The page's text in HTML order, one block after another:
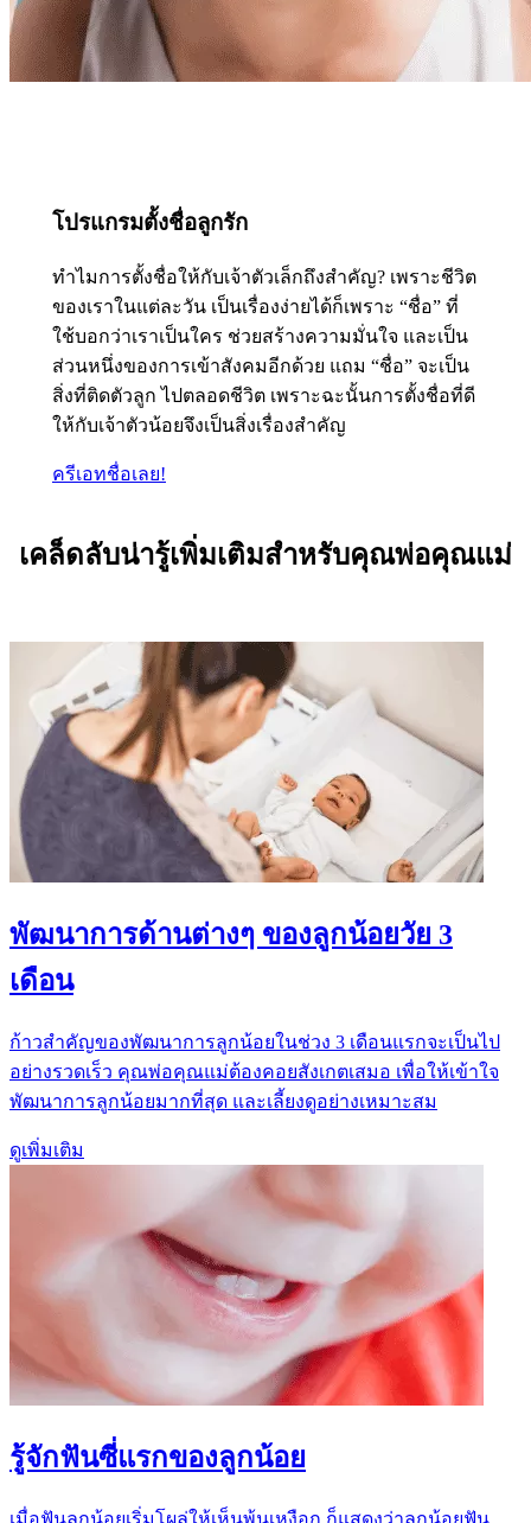
โปรแกรมตั้งชื่อลูกรัก
ทำไมการตั้งชื่อให้กับเจ้าตัวเล็กถึงสำคัญ? เพราะชีวิต
ของเราในแต่ละวัน เป็นเรื่องง่ายได้ก็เพราะ “ชื่อ” ที่
ใช้บอกว่าเราเป็นใคร ช่วยสร้างความมั่นใจ และเป็น
ส่วนหนึ่งของการเข้าสังคมอีกด้วย แถม “ชื่อ” จะเป็น
สิ่งที่ติดตัวลูก ไปตลอดชีวิต เพราะฉะนั้นการตั้งชื่อที่ดี
ให้กับเจ้าตัวน้อยจึงเป็นสิ่งเรื่องสำคัญ
ครีเอทชื่อเลย!
เคล็ดลับน่ารู้เพิ่มเติมสำหรับคุณพ่อคุณแม่
พัฒนาการด้านต่างๆ ของลูกน้อยวัย 3
เดือน
ก้าวสำคัญของพัฒนาการลูกน้อยในช่วง 3 เดือนแรกจะเป็นไป
อย่างรวดเร็ว คุณพ่อคุณแม่ต้องคอยสังเกตเสมอ เพื่อให้เข้าใจ
พัฒนาการลูกน้อยมากที่สุด และเลี้ยงดูอย่างเหมาะสม
ดูเพิ่มเติม
รู้จักฟันซี่แรกของลูกน้อย​
เมื่อฟันลูกน้อยเริ่มโผล่ให้เห็นพ้นเหงือก ก็แสดงว่าลูกน้อยฟัน